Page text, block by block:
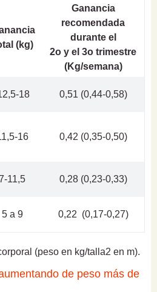
(kg)
Ganancia
recomendada
durante el
2o y el 3o trimestre
(Kg/semana)
18 0,51 (0,44-0,58)
16 0,42 (0,35-0,50)
11,5 0,28 (0,23-0,33)
5 a 9 0,22 (0,17-0,27)
(peso en kg/talla2 en m).
de peso más de